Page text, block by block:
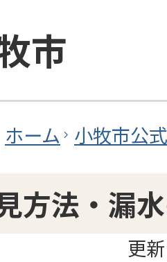
市
ホーム 小牧市公
方法・漏
更